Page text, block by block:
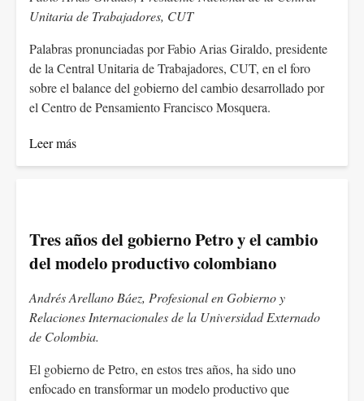
Unitaria de Trabajadores, CUT
Palabras pronunciadas por Fabio Arias Giraldo, presidente
de la Central Unitaria de Trabajadores, CUT, en el foro
sobre el balance del gobierno del cambio desarrollado por
el Centro de Pensamiento Francisco Mosquera.
Leer más
Tres años del gobierno Petro y el cambio
del modelo productivo colombiano
Andrés Arellano Báez, Profesional en Gobierno y
Relaciones Internacionales de la Universidad Externado
de Colombia.
El gobierno de Petro, en estos tres años, ha sido uno
enfocado en transformar un modelo productivo que